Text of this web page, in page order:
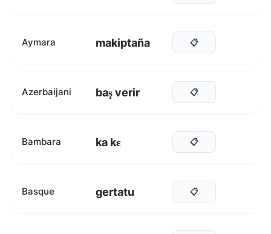
Aymara makiptaña 📋
Azerbaijani baş verir 📋
Bambara ka kɛ 📋
Basque gertatu 📋